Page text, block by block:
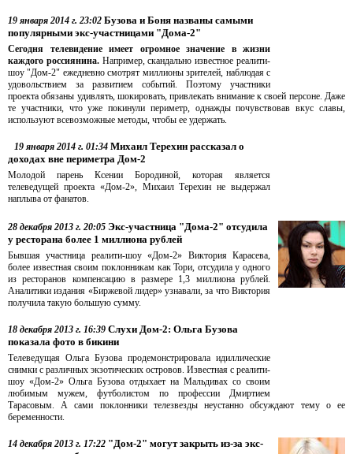
19 января 2014 г. 23:02 Бузова и Боня названы самыми
популярными экс-участницами "Дома-2"
Сегодня телевидение имеет огромное значение в жизни
каждого россиянина. Например, скандально известное реалити-
шоу "Дом-2" ежедневно смотрят миллионы зрителей, наблюдая с
удовольствием за развитием событий. Поэтому участники
проекта обязаны удивлять, шокировать, привлекать внимание к своей персоне. Даже
те участники, что уже покинули периметр, однажды почувствовав вкус славы,
используют всевозможные методы, чтобы ее удержать.
19 января 2014 г. 01:34 Михаил Терехин рассказал о
доходах вне периметра Дом-2
Молодой парень Ксении Бородиной, которая является
телеведущей проекта «Дом-2», Михаил Терехин не выдержал
наплыва от фанатов.
28 декабря 2013 г. 20:05 Экс-участница "Дома-2" отсудила
у ресторана более 1 миллиона рублей
Бывшая участница реалити-шоу «Дом-2» Виктория Карасева,
более известная своим поклонникам как Тори, отсудила у одного
из ресторанов компенсацию в размере 1,3 миллиона рублей.
Аналитики издания «Биржевой лидер» узнавали, за что Виктория
получила такую большую сумму.
18 декабря 2013 г. 16:39 Слухи Дом-2: Ольга Бузова
показала фото в бикини
Телеведущая Ольга Бузова продемонстрировала идиллические
снимки с различных экзотических островов. Известная с реалити-
шоу «Дом-2» Ольга Бузова отдыхает на Мальдивах со своим
любимым мужем, футболистом по профессии Дмиртием
Тарасовым. А сами поклонники телезвезды неустанно обсуждают тему о ее
беременности.
14 декабря 2013 г. 17:22 "Дом-2" могут закрыть из-за экс-